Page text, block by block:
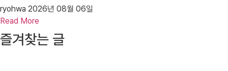
ryohwa 2026년 08월 06일
Read More
즐겨찾는 글